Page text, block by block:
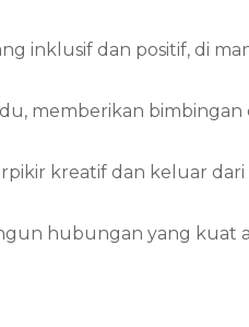
inklusif dan positif, di
memberikan
kreatif dan keluar dari
hubungan yang kuat